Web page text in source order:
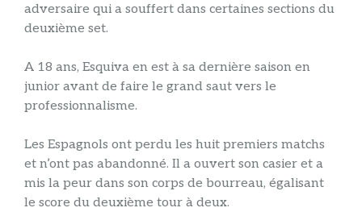
adversaire qui a souffert dans certaines sections du
deuxième set.
A 18 ans, Esquiva en est à sa dernière saison en
junior avant de faire le grand saut vers le
professionnalisme.
Les Espagnols ont perdu les huit premiers matchs
et n’ont pas abandonné. Il a ouvert son casier et a
mis la peur dans son corps de bourreau, égalisant
le score du deuxième tour à deux.